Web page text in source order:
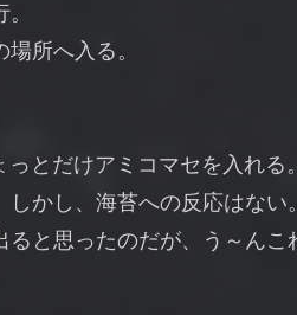
所へ入る。
とだけアミコマセを入れる。
かし、海苔への反応はない。
と思ったのだが、う～んこ